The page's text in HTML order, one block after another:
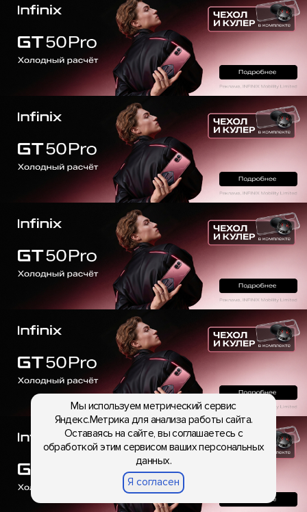
Мы используем метрический сервис
Яндекс.Метрика для анализа работы сайта.
Оставаясь на сайте, вы соглашаетесь с
обработкой этим сервисом ваших персональных
данных.
Я согласен